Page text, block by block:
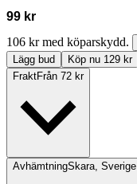
99 kr
106 kr med köparskydd.
Lägg bud
Köp nu 129 kr
FraktFrån 72 kr
AvhämtningSkara, Sverige